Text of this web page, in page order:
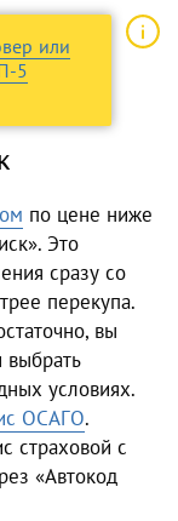
или
5
по цене ниже
Это
сразу со
перекупа.
вы
выбрать
условиях.
ОСАГО.
страховой с
«Автокод